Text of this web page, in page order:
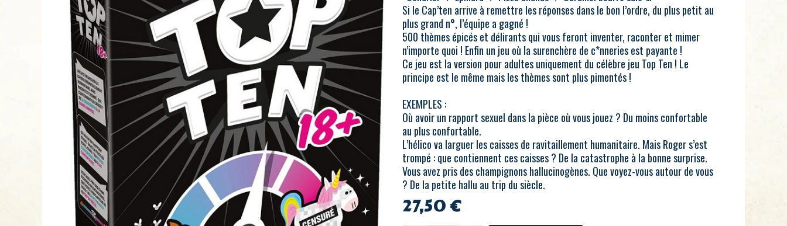
Si le Cap’ten arrive à remettre les réponses dans le bon l’ordre, du plus petit au
plus grand n°, l’équipe a gagné !
500 thèmes épicés et délirants qui vous feront inventer, raconter et mimer
n’importe quoi ! Enfin un jeu où la surenchère de c*nneries est payante !
Ce jeu est la version pour adultes uniquement du célèbre jeu Top Ten ! Le
principe est le même mais les thèmes sont plus pimentés !
EXEMPLES :
Où avoir un rapport sexuel dans la pièce où vous jouez ? Du moins confortable
au plus confortable.
L’hélico va larguer les caisses de ravitaillement humanitaire. Mais Roger s’est
trompé : que contiennent ces caisses ? De la catastrophe à la bonne surprise.
Vous avez pris des champignons hallucinogènes. Que voyez-vous autour de vous
? De la petite hallu au trip du siècle.
27,50€